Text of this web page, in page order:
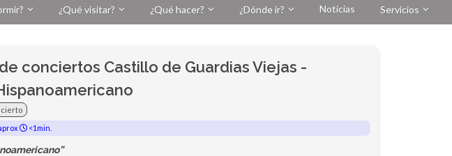
¿Qué visitar? ¿Qué hacer? ¿Dónde ir? Noticias Servicios
conciertos Castillo de Guardias Viejas -
<1min.